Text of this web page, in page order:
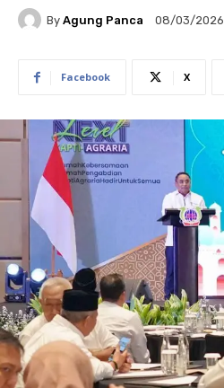
By Agung Panca 08/03/2026
Facebook X